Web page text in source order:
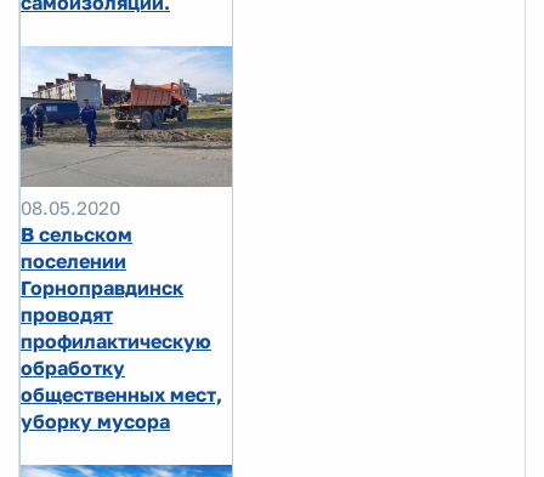
08.05.2020
В сельском
поселении
Горноправдинск
проводят
профилактическую
обработку
общественных мест,
уборку мусора